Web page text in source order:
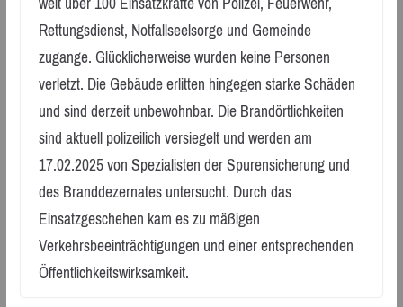
Rettungsdienst, Notfallseelsorge und Gemeinde
zugange. Glücklicherweise wurden keine Personen
verletzt. Die Gebäude erlitten hingegen starke Schäden
und sind derzeit unbewohnbar. Die Brandörtlichkeiten
sind aktuell polizeilich versiegelt und werden am
17.02.2025 von Spezialisten der Spurensicherung und
des Branddezernates untersucht. Durch das
Einsatzgeschehen kam es zu mäßigen
Verkehrsbeeinträchtigungen und einer entsprechenden
Öffentlichkeitswirksamkeit.